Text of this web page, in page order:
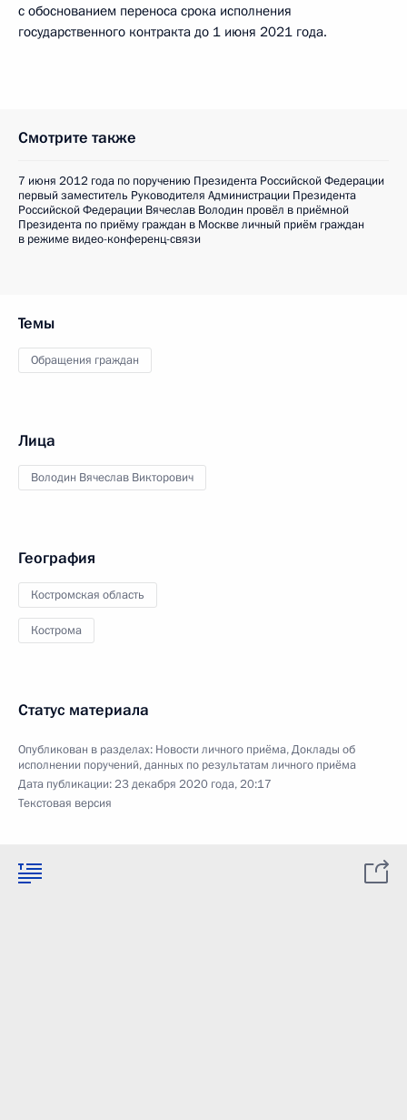
с обоснованием переноса срока исполнения
государственного контракта до 1 июня 2021 года.
Смотрите также
7 июня 2012 года по поручению Президента Российской Федерации
первый заместитель Руководителя Администрации Президента
Российской Федерации Вячеслав Володин провёл в приёмной
Президента по приёму граждан в Москве личный приём граждан
в режиме видео-конференц-связи
Темы
Обращения граждан
Лица
Володин Вячеслав Викторович
География
Костромская область
Кострома
Статус материала
Опубликован в разделах: Новости личного приёма,Доклады об
исполнении поручений, данных по результатам личного приёма
Дата публикации:23 декабря 2020 года, 20:17
Текстовая версия